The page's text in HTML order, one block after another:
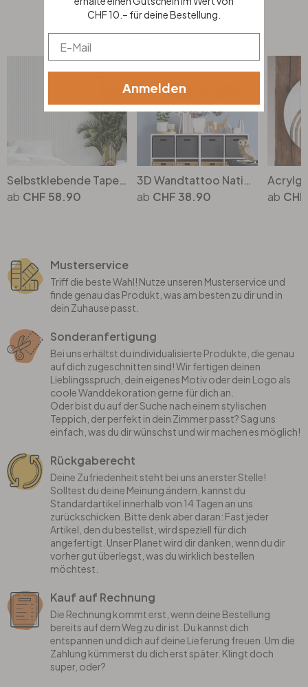
Top Seller
Selbstklebende Tapete Weiss Holzoptik Skandi Holzpaneele Klebefolie
CHF 58.90
3D Wandtattoo National Geographic Frecher Eisbär
CHF 38.90
Musterservice
Triff die beste Wahl! Nutze unseren Musterservice und
finde genau das Produkt, was am besten zu dir und in
dein Zuhause passt.
Sonderanfertigung
Bei uns erhältst du individualisierte Produkte, die genau
auf dich zugeschnitten sind! Wir fertigen deinen
Lieblingsspruch, dein eigenes Motiv oder dein Logo als
coole Wanddekoration gerne für dich an.
Oder bist du auf der Suche nach einem stylischen
Teppich, der perfekt in dein Zimmer passt? Sag uns
einfach, was du dir wünschst und wir machen es möglich!
Rückgaberecht
Deine Zufriedenheit steht bei uns an erster Stelle!
Solltest du deine Meinung ändern, kannst du
Standardartikel innerhalb von 14 Tagen an uns
zurückschicken. Bitte denk aber daran: Fast jeder
Artikel, den du bestellst, wird speziell für dich
angefertigt. Unser Planet wird dir danken, wenn du dir
vorher gut überlegst, was du wirklich bestellen
möchtest.
Kauf auf Rechnung
Die Rechnung kommt erst, wenn deine Bestellung
bereits auf dem Weg zu dir ist. Du kannst dich
entspannen und dich auf deine Lieferung freuen. Um die
Zahlung kümmerst du dich erst später. Klingt doch
super, oder?
CHF 10.– für deine Bestellung.
Email
Anmelden